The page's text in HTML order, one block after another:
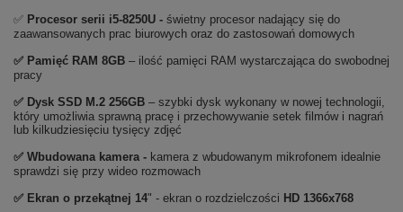
✅ Procesor serii i5-8250U - świetny procesor nadający się do
zaawansowanych prac biurowych oraz do zastosowań domowych
✅ Pamięć RAM 8GB – ilość pamięci RAM wystarczająca do swobodnej
pracy
✅ Dysk SSD M.2 256GB – szybki dysk wykonany w nowej technologii,
który umożliwia sprawną pracę i przechowywanie setek filmów i nagrań
lub kilkudziesięciu tysięcy zdjęć
✅ Wbudowana kamera - kamera z wbudowanym mikrofonem idealnie
sprawdzi się przy wideo rozmowach
✅ Ekran o przekątnej 14" - ekran o rozdzielczości HD 1366x768